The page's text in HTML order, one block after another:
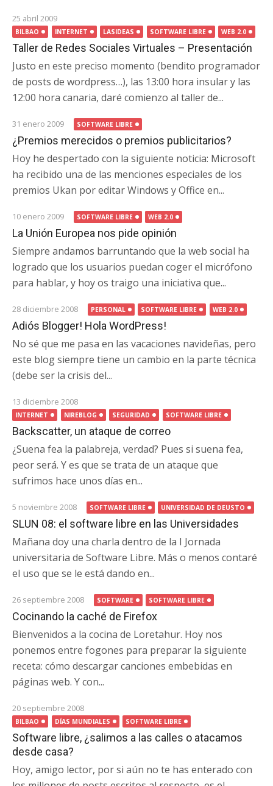
25 abril 2009
BILBAO INTERNET LASIDEAS SOFTWARE LIBRE WEB 2.0
Taller de Redes Sociales Virtuales – Presentación
Justo en este preciso momento (bendito programador
de posts de wordpress…), las 13:00 hora insular y las
12:00 hora canaria, daré comienzo al taller de...
31 enero 2009 SOFTWARE LIBRE
¿Premios merecidos o premios publicitarios?
Hoy he despertado con la siguiente noticia: Microsoft
ha recibido una de las menciones especiales de los
premios Ukan por editar Windows y Office en...
10 enero 2009 SOFTWARE LIBRE WEB 2.0
La Unión Europea nos pide opinión
Siempre andamos barruntando que la web social ha
logrado que los usuarios puedan coger el micrófono
para hablar, y hoy os traigo una iniciativa que...
28 diciembre 2008 PERSONAL SOFTWARE LIBRE WEB 2.0
Adiós Blogger! Hola WordPress!
No sé que me pasa en las vacaciones navideñas, pero
este blog siempre tiene un cambio en la parte técnica
(debe ser la crisis del...
13 diciembre 2008
INTERNET NIREBLOG SEGURIDAD SOFTWARE LIBRE
Backscatter, un ataque de correo
¿Suena fea la palabreja, verdad? Pues si suena fea,
peor será. Y es que se trata de un ataque que
sufrimos hace unos días en...
5 noviembre 2008 SOFTWARE LIBRE UNIVERSIDAD DE DEUSTO
SLUN 08: el software libre en las Universidades
Mañana doy una charla dentro de la I Jornada
universitaria de Software Libre. Más o menos contaré
el uso que se le está dando en...
26 septiembre 2008 SOFTWARE SOFTWARE LIBRE
Cocinando la caché de Firefox
Bienvenidos a la cocina de Loretahur. Hoy nos
ponemos entre fogones para preparar la siguiente
receta: cómo descargar canciones embebidas en
páginas web. Y con...
20 septiembre 2008
BILBAO DÍAS MUNDIALES SOFTWARE LIBRE
Software libre, ¿salimos a las calles o atacamos
desde casa?
Hoy, amigo lector, por si aún no te has enterado con